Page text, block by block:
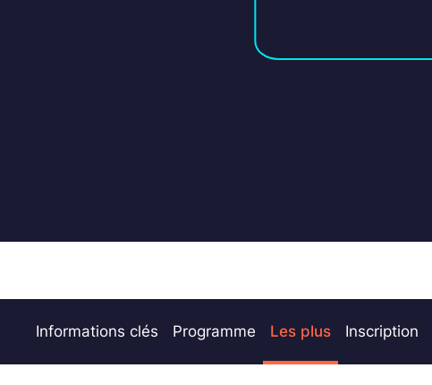
Informations clés Programme Les plus Inscription